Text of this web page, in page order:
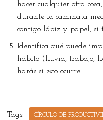
hacer cualquier otra
durante la caminata
contigo lápiz y papel, si
Identifica qué puede
hábito (lluvia, trabajo,
harás si esto ocurre.
Tags: CÍRCULO DE